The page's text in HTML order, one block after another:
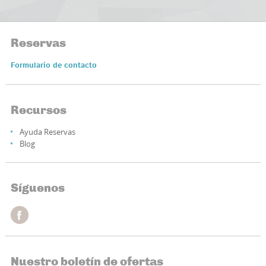
Reservas
Formulario de contacto
Recursos
Ayuda Reservas
Blog
Síguenos
Nuestro boletín de ofertas